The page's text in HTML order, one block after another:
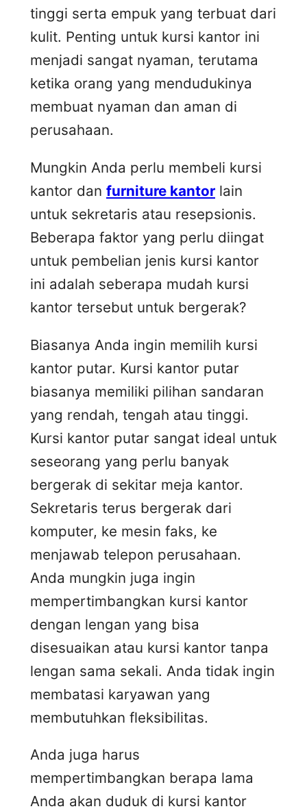
tinggi serta empuk yang terbuat dari
kulit. Penting untuk kursi kantor ini
menjadi sangat nyaman, terutama
ketika orang yang mendudukinya
membuat nyaman dan aman di
perusahaan.
Mungkin Anda perlu membeli kursi
kantor dan furniture kantor lain
untuk sekretaris atau resepsionis.
Beberapa faktor yang perlu diingat
untuk pembelian jenis kursi kantor
ini adalah seberapa mudah kursi
kantor tersebut untuk bergerak?
Biasanya Anda ingin memilih kursi
kantor putar. Kursi kantor putar
biasanya memiliki pilihan sandaran
yang rendah, tengah atau tinggi.
Kursi kantor putar sangat ideal untuk
seseorang yang perlu banyak
bergerak di sekitar meja kantor.
Sekretaris terus bergerak dari
komputer, ke mesin faks, ke
menjawab telepon perusahaan.
Anda mungkin juga ingin
mempertimbangkan kursi kantor
dengan lengan yang bisa
disesuaikan atau kursi kantor tanpa
lengan sama sekali. Anda tidak ingin
membatasi karyawan yang
membutuhkan fleksibilitas.
Anda juga harus
mempertimbangkan berapa lama
Anda akan duduk di kursi kantor